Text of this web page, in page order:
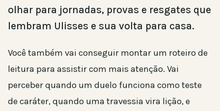
olhar para jornadas, provas e resgates que
lembram Ulisses e sua volta para casa.
Você também vai conseguir montar um roteiro de
leitura para assistir com mais atenção. Vai
perceber quando um duelo funciona como teste
de caráter, quando uma travessia vira lição, e